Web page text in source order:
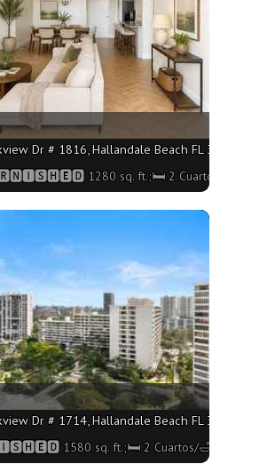
Dr # 1816, Hallandale Beach FL 33009 -
1280 sq. ft.;🛏 2 Cuartos/🛁2
Dr # 1714, Hallandale Beach FL 33009 -
1580 sq. ft.;🛏 2 Cuartos/🛁2 Baños